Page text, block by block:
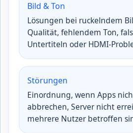
Bild & Ton
Lösungen bei ruckelndem
Qualität, fehlendem Ton,
Untertiteln oder HDMI-
Störungen
Einordnung, wenn Apps
abbrechen, Server nicht
mehrere Nutzer betroffen